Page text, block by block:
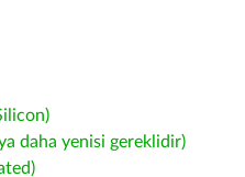
daha yenisi gereklidir)